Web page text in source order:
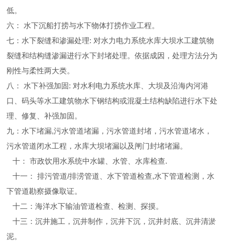
低。
六： 水下沉船打捞与水下物体打捞作业工程。
七：水下裂缝和渗漏处理: 对水力电力系统水库大坝水工建筑物
裂缝和结构缝渗漏进行水下封堵处理。依据成因，处理方法分为
刚性与柔性两大类。
八： 水下补强加固: 对水利电力系统水库、大坝及沿海内河港
口、码头等水工建筑物水下钢结构或混凝土结构缺陷进行水下处
理、修复、补强加固。
九：水下堵漏,污水管道堵漏，污水管道封堵，污水管道堵水，
污水管道闭水工程，水库大坝堵漏以及闸门封堵堵漏。
十： 市政饮用水系统中水罐、水管、水库检查.
十一： 排污管道/排涝管道、水下管道检查,水下管道检测，水
下管道勘察摄像取证。
十二：海洋水下输油管道检查、检测、探摸。
十三：沉井施工，沉井制作，沉井下沉，沉井封底、沉井清淤
泥。